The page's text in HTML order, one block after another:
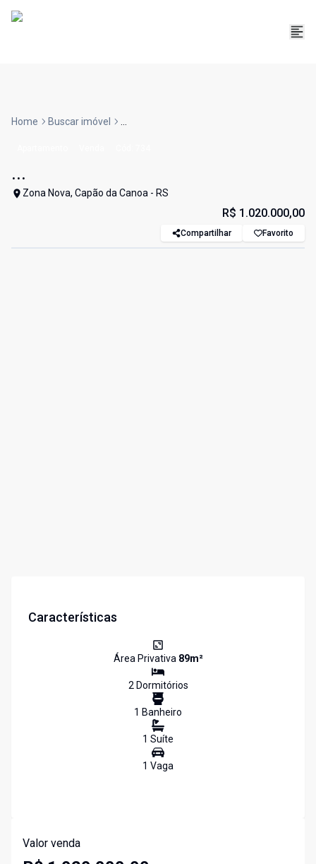
Home Buscar imóvel ...
...
Zona Nova, Capão da Canoa - RS
R$ 1.020.000,00
Compartilhar Favorito
Características
Área Privativa 89m²
2Dormitórios
1 Banheiro
1 Suíte
1 Vaga
Valor venda